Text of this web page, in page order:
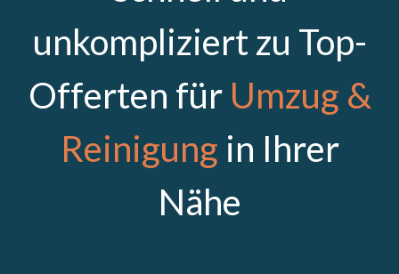
unkompliziert zu Top-
Offerten für Umzug &
Reinigung in Ihrer
Nähe